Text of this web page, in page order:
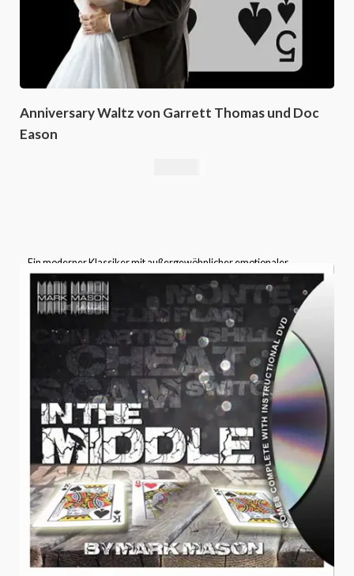
Anniversary Waltz von Garrett Thomas und Doc
Eason
Ein moderner Klassiker mit außergewöhnlicher emotionaler
Wirkung – der
Anniversary Waltz
gehört in das Repertoire jedes
ernsthaften Kartenmagiers.